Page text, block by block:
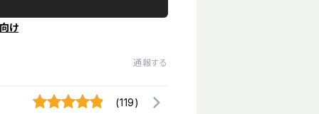
け
通報する
(119)